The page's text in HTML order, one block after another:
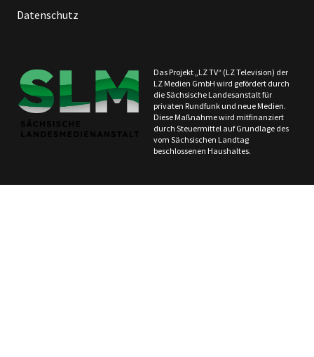
Datenschutz
Das Projekt „LZ TV“ (LZ Television) der
LZ Medien GmbH wird gefördert durch
die Sächsische Landesanstalt für
privaten Rundfunk und neue Medien.
Diese Maßnahme wird mitfinanziert
durch Steuermittel auf Grundlage des
vom Sächsischen Landtag
beschlossenen Haushaltes.